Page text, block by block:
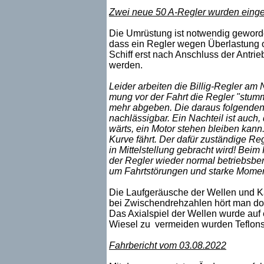
Zwei neue 50 A-Regler wurden
Die Umrüstung ist notwendig
dass ein Regler wegen
Schiff erst nach Anschluss der
werden.
Leider arbeiten die Billig-Regler am
mung vor der Fahrt die Regler
mehr abgeben. Die daraus
nachlässigbar. Ein Nachteil ist
wärts, ein Motor stehen bleiben
Kurve fährt. Der dafür zuständige
in Mittelstellung gebracht wird!
der Regler wieder normal
um Fahrtstörungen und starke
Die Laufgeräusche der Wellen und
bei Zwischendrehzahlen hört man
Das Axialspiel der Wellen wurde
Wiesel zu vermeiden wurden
Fahrbericht vom 03.08.2022